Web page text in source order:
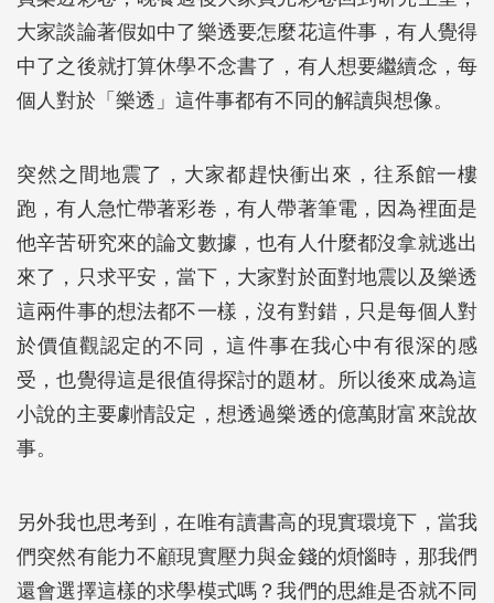
大家談論著假如中了樂透要怎麼花這件事，有人覺得
中了之後就打算休學不念書了，有人想要繼續念，每
個人對於「樂透」這件事都有不同的解讀與想像。
突然之間地震了，大家都趕快衝出來，往系館一樓
跑，有人急忙帶著彩卷，有人帶著筆電，因為裡面是
他辛苦研究來的論文數據，也有人什麼都沒拿就逃出
來了，只求平安，當下，大家對於面對地震以及樂透
這兩件事的想法都不一樣，沒有對錯，只是每個人對
於價值觀認定的不同，這件事在我心中有很深的感
受，也覺得這是很值得探討的題材。所以後來成為這
小說的主要劇情設定，想透過樂透的億萬財富來說故
事。
另外我也思考到，在唯有讀書高的現實環境下，當我
們突然有能力不顧現實壓力與金錢的煩惱時，那我們
還會選擇這樣的求學模式嗎？我們的思維是否就不同